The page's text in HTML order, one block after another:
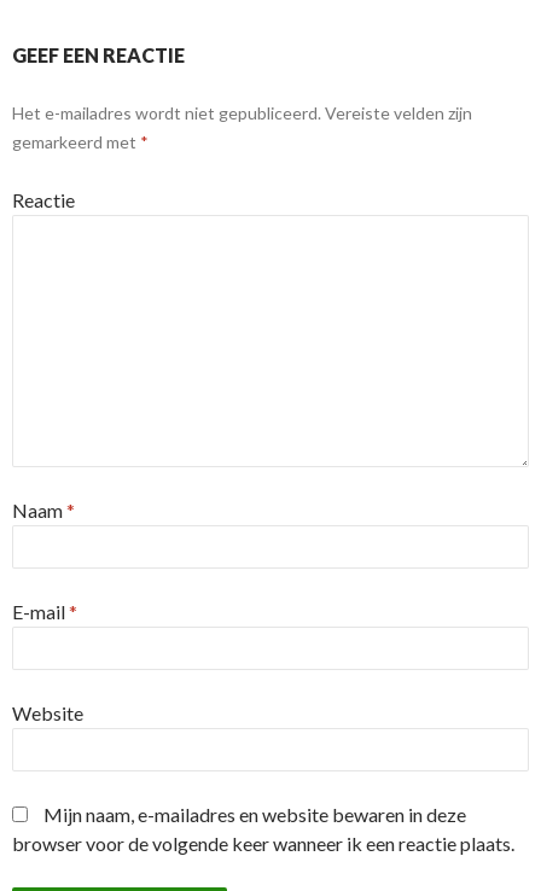
GEEF EEN REACTIE
Het e-mailadres wordt niet gepubliceerd. Vereiste velden zijn
gemarkeerd met *
Reactie
Naam*
E-mail*
Website
Mijn naam, e-mailadres en website bewaren in deze
browser voor de volgende keer wanneer ik een reactie plaats.